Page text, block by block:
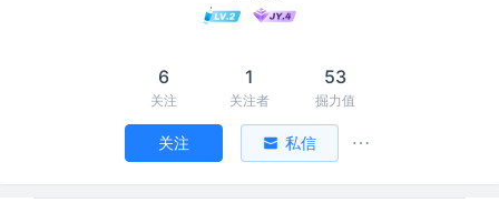
6
关注
1
关注者
53
掘力值
关注 私信